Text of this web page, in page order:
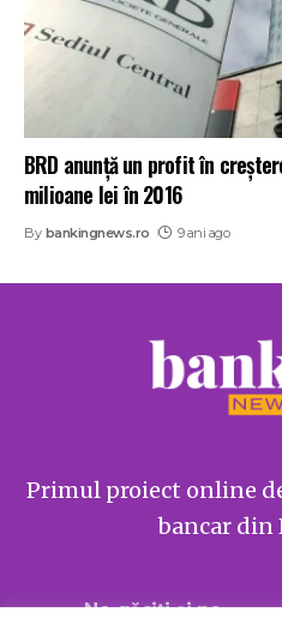
BRD anunţă un profit în
milioane lei în 2016
By bankingnews.ro 9 ani ago
Primul proiect online
bancar din
Ne găsiți și pe